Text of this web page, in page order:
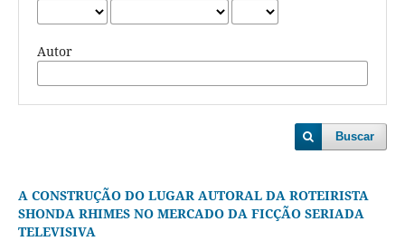
Autor
Buscar
A CONSTRUÇÃO DO LUGAR AUTORAL DA ROTEIRISTA
SHONDA RHIMES NO MERCADO DA FICÇÃO SERIADA
TELEVISIVA